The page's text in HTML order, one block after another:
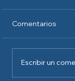
Comentarios
Escribir un